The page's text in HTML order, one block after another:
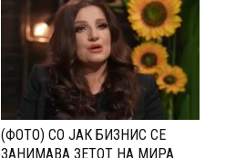
(ФОТО) СО ЈАК БИЗНИС СЕ
ЗАНИМАВА ЗЕТОТ НА МИРА